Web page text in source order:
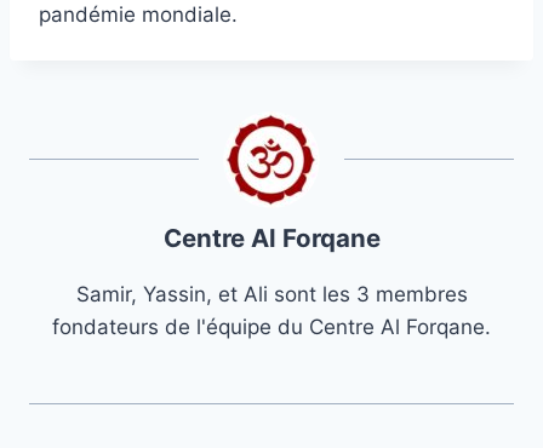
pandémie mondiale.
Centre Al Forqane
Samir, Yassin, et Ali sont les 3 membres
fondateurs de l'équipe du Centre Al Forqane.